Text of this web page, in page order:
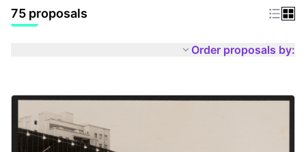
75 proposals
Order proposals by: